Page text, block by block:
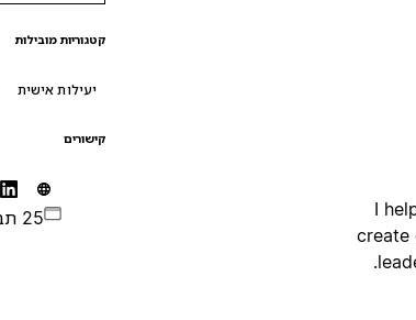
I
create
קטגוריות מובילות
יעילות אישית
קישורים
25 תבניות